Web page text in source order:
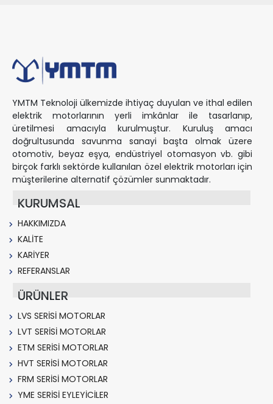
YMTM Teknoloji ülkemizde ihtiyaç duyulan ve ithal edilen
elektrik motorlarının yerli imkânlar ile tasarlanıp,
üretilmesi amacıyla kurulmuştur. Kuruluş amacı
doğrultusunda savunma sanayi başta olmak üzere
otomotiv, beyaz eşya, endüstriyel otomasyon vb. gibi
birçok farklı sektörde kullanılan özel elektrik motorları için
müşterilerine alternatif çözümler sunmaktadır.
KURUMSAL
HAKKIMIZDA
KALİTE
KARİYER
REFERANSLAR
ÜRÜNLER
LVS SERİSİ MOTORLAR
LVT SERİSİ MOTORLAR
ETM SERİSİ MOTORLAR
HVT SERİSİ MOTORLAR
FRM SERİSİ MOTORLAR
YME SERİSİ EYLEYİCİLER